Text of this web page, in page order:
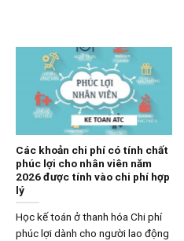
Các khoản chi phí có tính chất
phúc lợi cho nhân viên năm
2026 được tính vào chi phí hợp
lý
Học kế toán ở thanh hóa Chi phí
phúc lợi dành cho người lao động